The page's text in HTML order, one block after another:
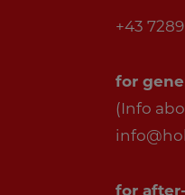
+43
for
(Info
for